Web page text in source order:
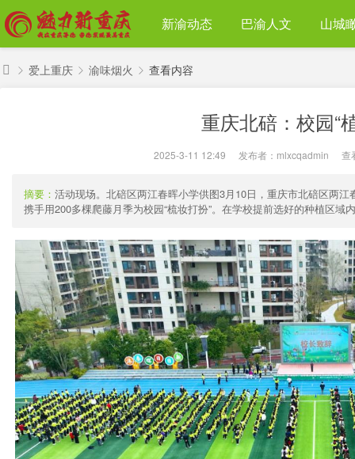
新渝动态 巴渝人文 山城
爱上重庆 渝味烟火 查看内容
重庆北碚：校园“
2025-3-11 12:49 发布者： mlxcqadmin 查
摘要： 活动现场。北碚区两江春晖小学供图3月10日，重庆市北碚区两
携手用200多棵爬藤月季为校园“梳妆打扮”。在学校提前选好的种植区域